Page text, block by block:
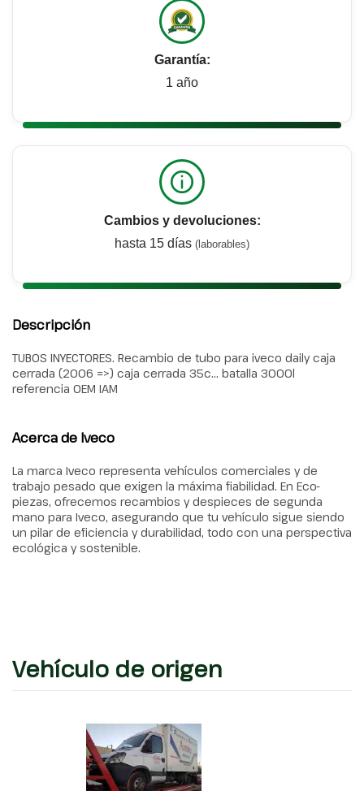
Garantía:
1 año
Cambios y devoluciones:
hasta 15 días (laborables)
Descripción
TUBOS INYECTORES. Recambio de tubo para iveco daily caja
cerrada (2006 =>) caja cerrada 35c... batalla 3000l
referencia OEM IAM
Acerca de Iveco
La marca Iveco representa vehículos comerciales y de
trabajo pesado que exigen la máxima fiabilidad. En Eco-
piezas, ofrecemos recambios y despieces de segunda
mano para Iveco, asegurando que tu vehículo sigue siendo
un pilar de eficiencia y durabilidad, todo con una perspectiva
ecológica y sostenible.
Vehículo de origen